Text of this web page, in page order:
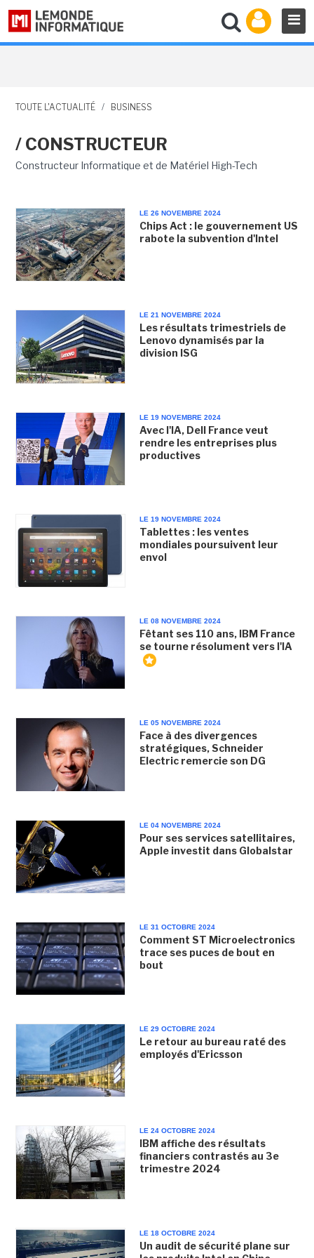
TOUTE L'ACTUALITÉ / BUSINESS
/ CONSTRUCTEUR
Constructeur Informatique et de Matériel High-Tech
LE 26 NOVEMBRE 2024
Chips Act : le gouvernement US
rabote la subvention d'Intel
LE 21 NOVEMBRE 2024
Les résultats trimestriels de
Lenovo dynamisés par la
division ISG
LE 19 NOVEMBRE 2024
Avec l'IA, Dell France veut
rendre les entreprises plus
productives
LE 19 NOVEMBRE 2024
Tablettes : les ventes
mondiales poursuivent leur
envol
LE 08 NOVEMBRE 2024
Fêtant ses 110 ans, IBM France
se tourne résolument vers l'IA
LE 05 NOVEMBRE 2024
Face à des divergences
stratégiques, Schneider
Electric remercie son DG
LE 04 NOVEMBRE 2024
Pour ses services satellitaires,
Apple investit dans Globalstar
LE 31 OCTOBRE 2024
Comment ST Microelectronics
trace ses puces de bout en
bout
LE 29 OCTOBRE 2024
Le retour au bureau raté des
employés d'Ericsson
LE 24 OCTOBRE 2024
IBM affiche des résultats
financiers contrastés au 3e
trimestre 2024
LE 18 OCTOBRE 2024
Un audit de sécurité plane sur